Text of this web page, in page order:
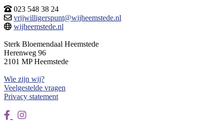
023 548 38 24
vrijwilligerspunt@wijheemstede.nl
wijheemstede.nl
Sterk Bloemendaal Heemstede
Herenweg 96
2101 MP Heemstede
Wie zijn wij?
Veelgestelde vragen
Privacy statement